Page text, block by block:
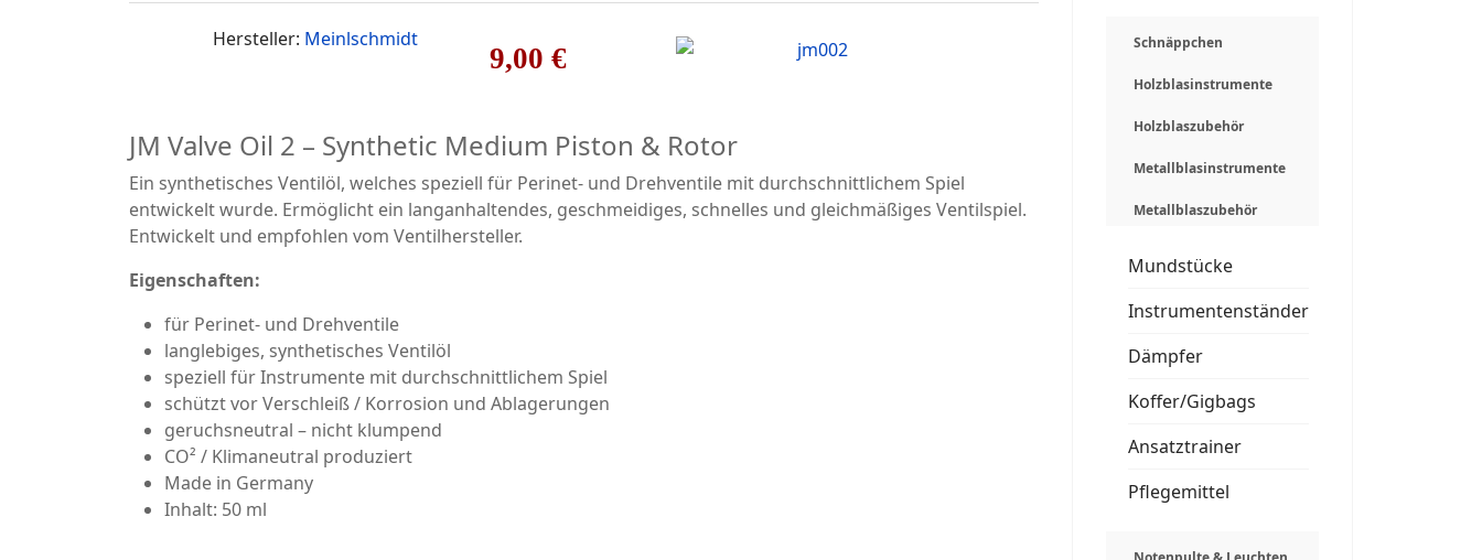
9,00 €
Hersteller: Meinlschmidt
JM Valve Oil 2 – Synthetic Medium Piston & Rotor
Ein synthetisches Ventilöl, welches speziell für Perinet- und Drehventile mit durchschnittlichem Spiel
entwickelt wurde. Ermöglicht ein langanhaltendes, geschmeidiges, schnelles und gleichmäßiges Ventilspiel.
Entwickelt und empfohlen vom Ventilhersteller.
Eigenschaften:
für Perinet- und Drehventile
langlebiges, synthetisches Ventilöl
speziell für Instrumente mit durchschnittlichem Spiel
schützt vor Verschleiß / Korrosion und Ablagerungen
geruchsneutral – nicht klumpend
CO² / Klimaneutral produziert
Made in Germany
Inhalt: 50 ml
Schnäppchen
Holzblasinstrumente
Holzblaszubehör
Metallblasinstrumente
Metallblaszubehör
Mundstücke
Instrumentenständer
Dämpfer
Koffer/Gigbags
Ansatztrainer
Pflegemittel